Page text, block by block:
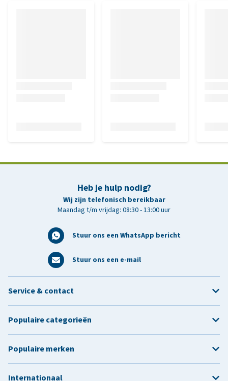
Heb je hulp nodig?
Wij zijn telefonisch bereikbaar
Maandag t/m vrijdag: 08:30 - 13:00 uur
Stuur ons een WhatsApp bericht
Stuur ons een e-mail
Service & contact
Populaire categorieën
Populaire merken
Internationaal